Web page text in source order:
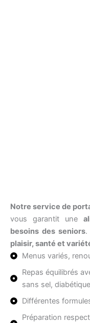
Notre service de
vous garantit une
besoins des seniors.
plaisir, santé et
Menus variés,
Repas équilibrés
sans sel, diabétique
Différentes
Préparation